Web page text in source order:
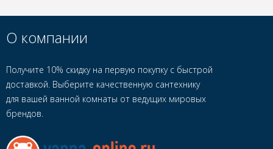
О компании
Получите 10% скидку на первую покупку с быстрой
доставкой. Выберите качественную сантехнику
для вашей ванной комнаты от ведущих мировых
брендов.